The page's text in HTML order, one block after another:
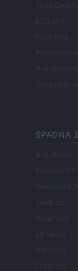
Tutto
ESG 365
Food Wiki
FuturoDonna
SPAGNA
Actualidad
Finanzas 24
Investindo
Think.es
Viajar 365
ES Newz
Pet Story
Encocina